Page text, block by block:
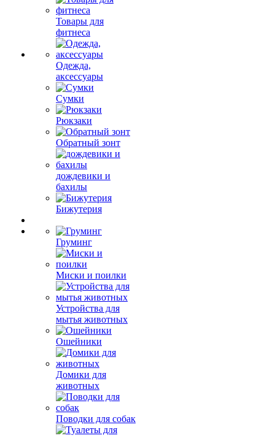
Товары для
фитнеса
Одежда,
аксессуары
Сумки
Рюкзаки
Обратный зонт
дождевики и
бахилы
Бижутерия
Груминг
Миски и поилки
Устройства для
мытья животных
Ошейники
Домики для
животных
Поводки для собак